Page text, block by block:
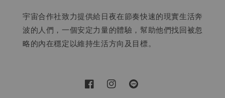
宇宙合作社致力提供給日夜在節奏快速的現實生活奔
波的人們，一個安定力量的體驗，幫助他們找回被忽
略的內在穩定以維持生活方向及目標。